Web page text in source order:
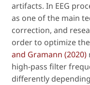
artifacts. In EEG
as one of the main
correction, and
order to optimize
and Gramann (2020)
high-pass filter
differently